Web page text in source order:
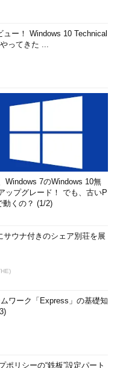
ー！ Windows 10 Technical
ってきた ...
Windows 7のWindows 10無
ップグレード！ でも、古いP
動くの？ (1/2)
サウナ付きのシェア別荘を展
ワーク「Express」の基礎知
ポリシーの“鉄板”設定パート